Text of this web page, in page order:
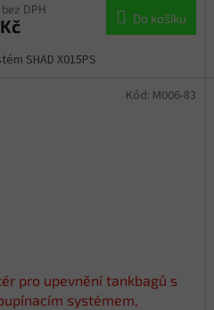
DPH
Do košíku
SHAD X015PS
pro upevnění tankbagů s
systémem,
Kód: M006-83